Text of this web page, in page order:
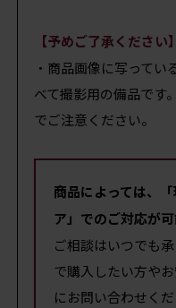
【予めご了承ください】
・商品画像に写って
べて撮影用の備品です
でご注意ください。
商品によっては、
ア」でのご対応が可
ご相談はいつでも
で購入したい方や
にお問い合わせくだ